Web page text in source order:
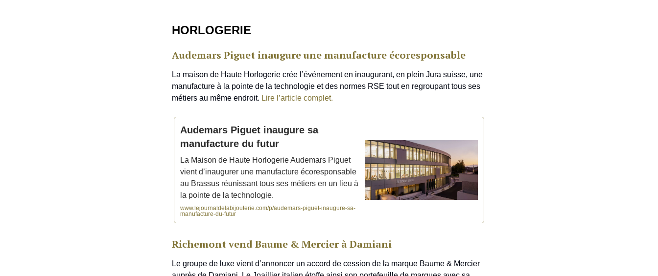
HORLOGERIE
Audemars Piguet inaugure une manufacture écoresponsable
La maison de Haute Horlogerie crée l’événement en inaugurant, en plein Jura suisse, une
manufacture à la pointe de la technologie et des normes RSE tout en regroupant tous ses
métiers au même endroit. Lire l’article complet.
Audemars Piguet inaugure sa
manufacture du futur
La Maison de Haute Horlogerie Audemars Piguet
vient d’inaugurer une manufacture écoresponsable
au Brassus réunissant tous ses métiers en un lieu à
la pointe de la technologie.
www.lejournaldelabijouterie.com/p/audemars-piguet-inaugure-sa-
manufacture-du-futur
Richemont vend Baume & Mercier à Damiani
Le groupe de luxe vient d’annoncer un accord de cession de la marque Baume & Mercier